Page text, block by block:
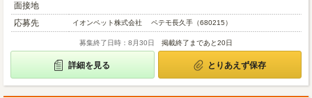
面接地
応募先
イオンペット株式会社 ペテモ長久手（680215）
募集終了日時：8月30日 掲載終了まであと20日
詳細を見る とりあえず保存